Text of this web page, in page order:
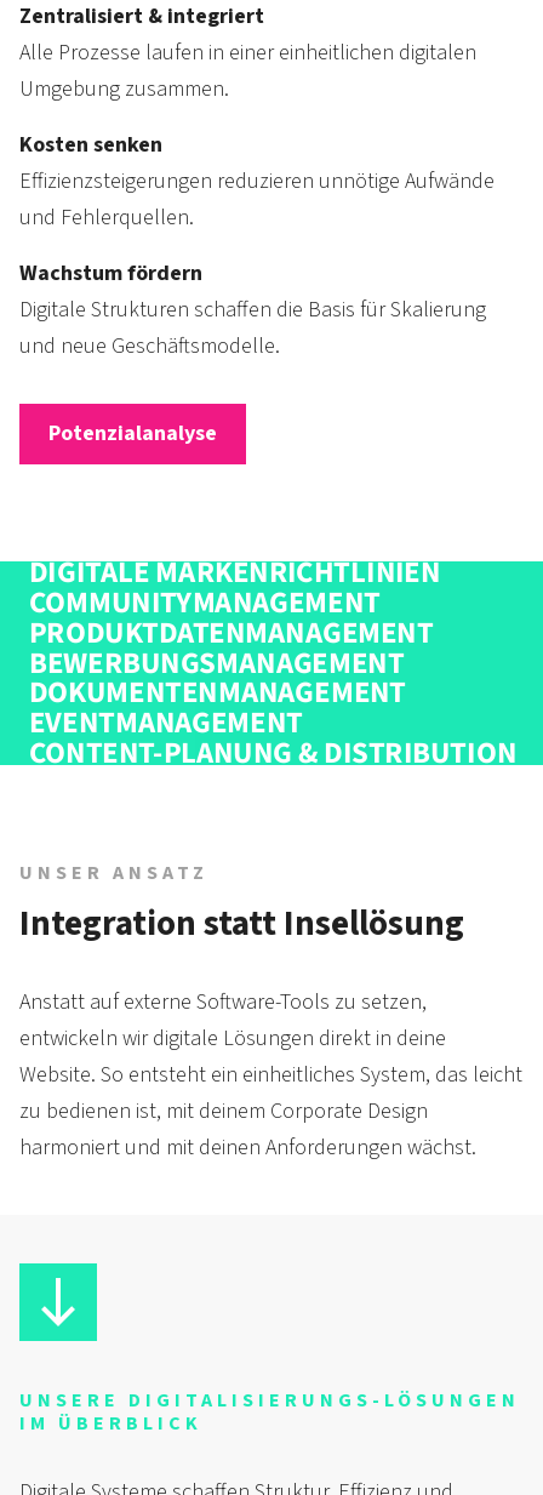
Zentralisiert & integriert
Alle Prozesse laufen in einer einheitlichen digitalen
Umgebung zusammen.
Kosten senken
Effizienzsteigerungen reduzieren unnötige Aufwände
und Fehlerquellen.
Wachstum fördern
Digitale Strukturen schaffen die Basis für Skalierung
und neue Geschäftsmodelle.
Potenzialanalyse
UNSER ANSATZ
Integration statt Insellösung
Anstatt auf externe Software-Tools zu setzen,
entwickeln wir digitale Lösungen direkt in deine
Website. So entsteht ein einheit­liches System, das leicht
zu bedienen ist, mit deinem Corporate Design
harmoniert und mit deinen Anfor­derungen wächst.
UNSERE DIGITALISIERUNGS-LÖSUNGEN
IM ÜBERBLICK